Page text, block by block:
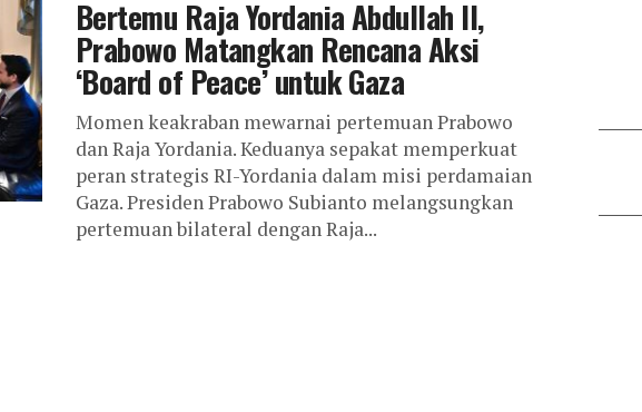
Bertemu Raja Yordania Abdullah II,
Prabowo Matangkan Rencana Aksi
‘Board of Peace’ untuk Gaza
Momen keakraban mewarnai pertemuan Prabowo
dan Raja Yordania. Keduanya sepakat memperkuat
peran strategis RI-Yordania dalam misi perdamaian
Gaza. Presiden Prabowo Subianto melangsungkan
pertemuan bilateral dengan Raja...